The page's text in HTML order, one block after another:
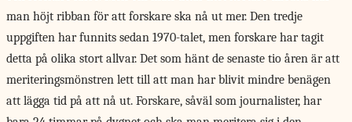
man höjt ribban för att forskare ska nå ut mer. Den tredje
uppgiften har funnits sedan 1970-talet, men forskare har tagit
detta på olika stort allvar. Det som hänt de senaste tio åren är att
meriteringsmönstren lett till att man har blivit mindre benägen
att lägga tid på att nå ut. Forskare, såväl som journalister, har